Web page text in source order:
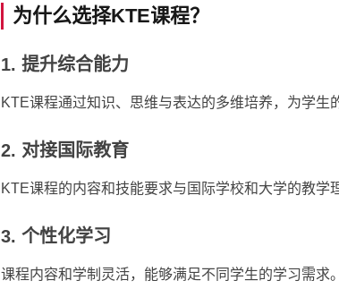
为什么选择KTE课程？
1. 提升综合能力
KTE课程通过知识、思维与表达的多维培养，为学生
2. 对接国际教育
KTE课程的内容和技能要求与国际学校和大学的教学
3. 个性化学习
课程内容和学制灵活，能够满足不同学生的学习需求。